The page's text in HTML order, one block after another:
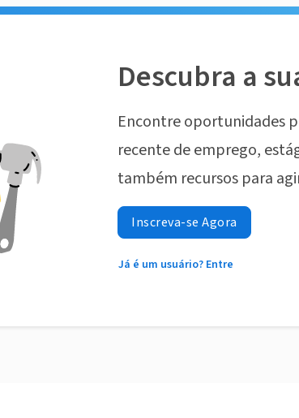
Descubra a
Encontre oportunidades
recente de emprego,
também recursos para
Inscreva-se Agora
Já é um usuário? Entre